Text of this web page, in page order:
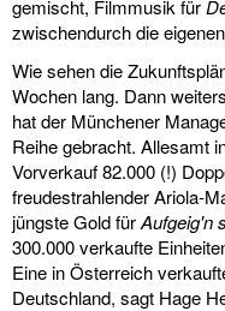
gemischt, Filmmusik für
zwischendurch die
Wie sehen die
Wochen lang. Dann
hat der Münchener
Reihe gebracht. Allesamt
Vorverkauf 82.000 (!)
freudestrahlender Ariola-
jüngste Gold fürAufgeig'n
300.000 verkaufte
Eine in Österreich
Deutschland, sagt Hage